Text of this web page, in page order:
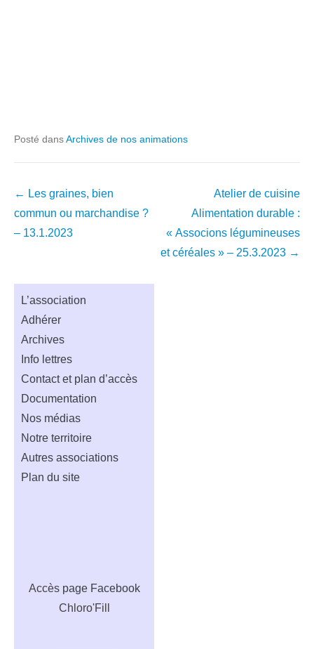
Posté dansArchives de nos animations
Navigation
dans
les
← Les graines, bien
commun ou marchandise ?
– 13.1.2023
Atelier de cuisine
Alimentation durable :
« Associons légumineuses
et céréales » – 25.3.2023 →
L’association
Adhérer
Archives
Info lettres
Contact et plan d’accès
Documentation
Nos médias
Notre territoire
Autres associations
Plan du site
Accès page Facebook
Chloro'Fill